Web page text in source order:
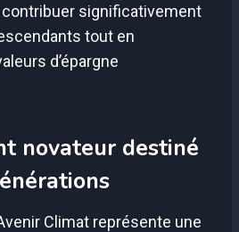
significativement
tout en
d’épargne
novateur destiné
Climat représente une